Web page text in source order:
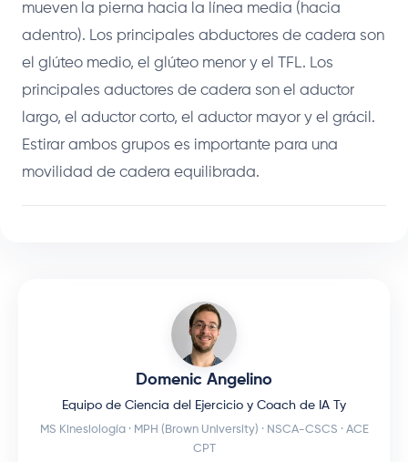
mueven la pierna hacia la línea media (hacia
adentro). Los principales abductores de cadera son
el glúteo medio, el glúteo menor y el TFL. Los
principales aductores de cadera son el aductor
largo, el aductor corto, el aductor mayor y el grácil.
Estirar ambos grupos es importante para una
movilidad de cadera equilibrada.
Domenic Angelino
Equipo de Ciencia del Ejercicio y Coach de IA Ty
MS Kinesiología · MPH (Brown University) · NSCA-CSCS · ACE
CPT